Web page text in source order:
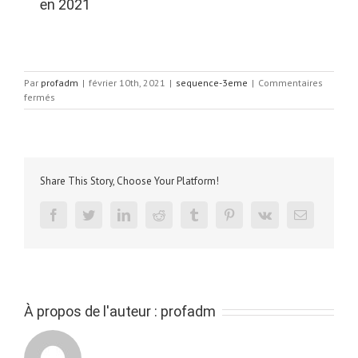
en 2021
Par profadm | février 10th, 2021 | sequence-3eme | Commentaires
fermés
Créer
à
public.
Share This Story, Choose Your Platform!
facebooktwitter linkedinreddit tumblr pinterestvk Email
À propos de l'auteur : profadm